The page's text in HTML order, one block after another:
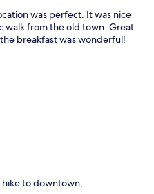
was perfect. It was nice
walk from the old town. Great
breakfast was wonderful!
hike to downtown;